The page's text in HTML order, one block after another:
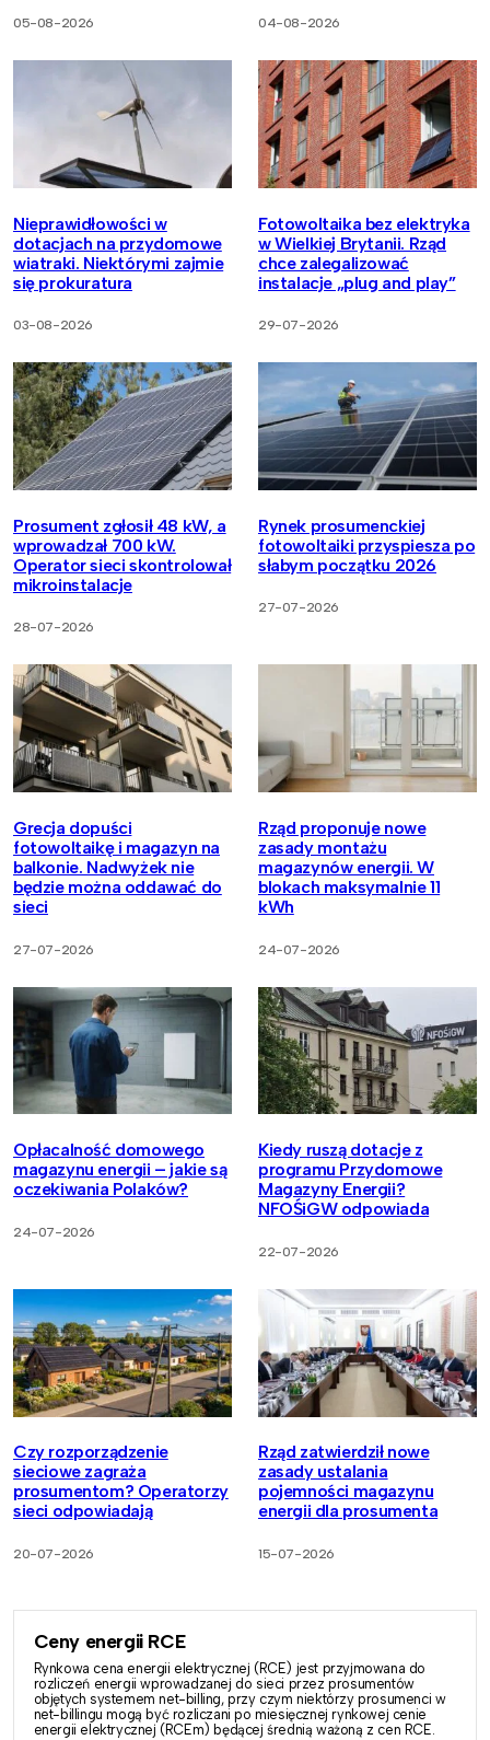
05-08-2026 04-08-2026
Nieprawidłowości w
dotacjach na przydomowe
wiatraki. Niektórymi zajmie
się prokuratura
03-08-2026
Fotowoltaika bez elektryka
w Wielkiej Brytanii. Rząd
chce zalegalizować
instalacje „plug and play”
29-07-2026
Prosument zgłosił 48 kW, a
wprowadzał 700 kW.
Operator sieci skontrolował
mikroinstalacje
28-07-2026
Rynek prosumenckiej
fotowoltaiki przyspiesza po
słabym początku 2026
27-07-2026
Grecja dopuści
fotowoltaikę i magazyn na
balkonie. Nadwyżek nie
będzie można oddawać do
sieci
27-07-2026
Rząd proponuje nowe
zasady montażu
magazynów energii. W
blokach maksymalnie 11
kWh
24-07-2026
Opłacalność domowego
magazynu energii – jakie są
oczekiwania Polaków?
24-07-2026
Kiedy ruszą dotacje z
programu Przydomowe
Magazyny Energii?
NFOŚiGW odpowiada
22-07-2026
Czy rozporządzenie
sieciowe zagraża
prosumentom? Operatorzy
sieci odpowiadają
20-07-2026
Rząd zatwierdził nowe
zasady ustalania
pojemności magazynu
energii dla prosumenta
15-07-2026
Ceny energii RCE
Rynkowa cena energii elektrycznej (RCE) jest przyjmowana do
rozliczeń energii wprowadzanej do sieci przez prosumentów
objętych systemem net-billing, przy czym niektórzy prosumenci w
net-billingu mogą być rozliczani po miesięcznej rynkowej cenie
energii elektrycznej (RCEm) będącej średnią ważoną z cen RCE.